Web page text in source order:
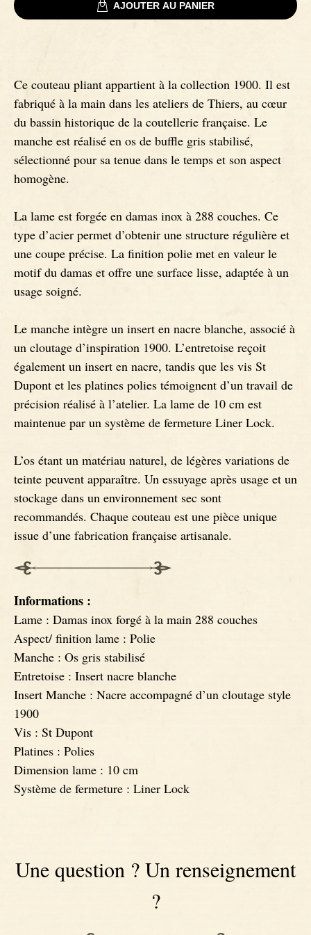
Ce couteau pliant appartient à la collection 1900. Il est
fabriqué à la main dans les ateliers de Thiers, au cœur
du bassin historique de la coutellerie française. Le
manche est réalisé en os de buffle gris stabilisé,
sélectionné pour sa tenue dans le temps et son aspect
homogène.
La lame est forgée en damas inox à 288 couches. Ce
type d’acier permet d’obtenir une structure régulière et
une coupe précise. La finition polie met en valeur le
motif du damas et offre une surface lisse, adaptée à un
usage soigné.
Le manche intègre un insert en nacre blanche, associé à
un cloutage d’inspiration 1900. L’entretoise reçoit
également un insert en nacre, tandis que les vis St
Dupont et les platines polies témoignent d’un travail de
précision réalisé à l’atelier. La lame de 10 cm est
maintenue par un système de fermeture Liner Lock.
L’os étant un matériau naturel, de légères variations de
teinte peuvent apparaître. Un essuyage après usage et un
stockage dans un environnement sec sont
recommandés. Chaque couteau est une pièce unique
issue d’une fabrication française artisanale.
Informations :
Lame : Damas inox forgé à la main 288 couches
Aspect/ finition lame : Polie
Manche : Os gris stabilisé
Entretoise : Insert nacre blanche
Insert Manche : Nacre accompagné d’un cloutage style
1900
Vis : St Dupont
Platines : Polies
Dimension lame : 10 cm
Système de fermeture : Liner Lock
AJOUTER AU PANIER
Une question ? Un renseignement
?
Couteaux fixes
Couteaux Gnou
Couteaux Morta
Couteaux Loupe de Peuplier
Couteaux Bouleau
Couteaux Mouflon
Couteaux Ebène